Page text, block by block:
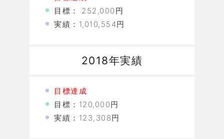
目標： 252,000円
実績：1,010,554円
2018年実績
目標達成
目標：120,000円
実績：123,308円